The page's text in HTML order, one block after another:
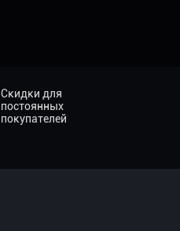
Скидки для
постоянных
покупателей